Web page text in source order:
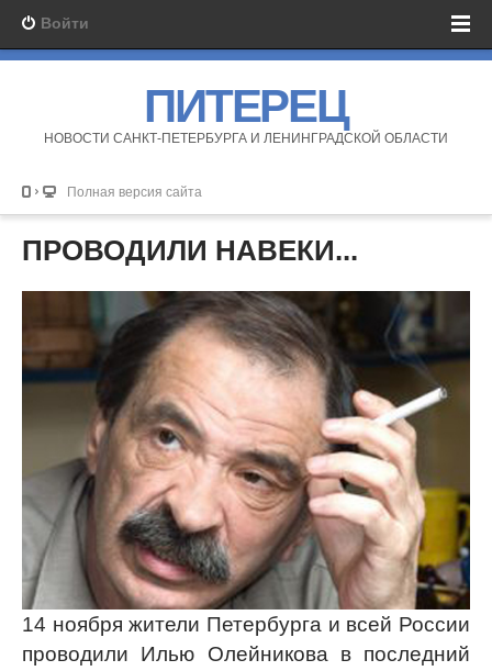
Войти
ПИТЕРЕЦ
НОВОСТИ САНКТ-ПЕТЕРБУРГА И ЛЕНИНГРАДСКОЙ ОБЛАСТИ
Полная версия сайта
ПРОВОДИЛИ НАВЕКИ...
14 ноября жители Петербурга и всей России
проводили Илью Олейникова в последний